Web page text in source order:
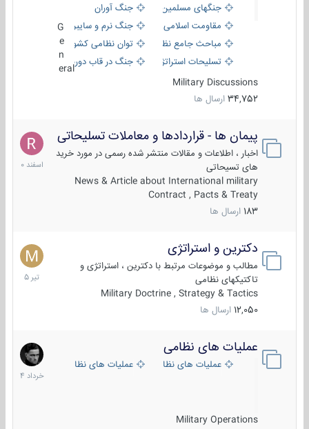
جنگهای مسلمین
جنگ آوران
مقاومت اسلامی
جنگ نرم و سایبری
مباحث جامع نظامی
توان نظامی کشورها
تسلیحات استراتژیک
جنگ در قاب دوربین
eral
Military Discussions
34,752 ارسال ها
پیمان ها - قراردادها و معاملات تسلیحاتی
اخبار ، اطلاعات و مقالات منتشر شده رسمی در مورد خرید
های تسیحاتی
News & Article about International military
Contract , Pacts & Treaty
183 ارسال ها
7
اسفند
1400
دکترین و استراتژی
مطالب و موضوعات مرتبط با دکترین ، استراتژی و
تاکتیکهای نظامی
Military Doctrine , Strategy & Tactics
12,050 ارسال ها
27
تیر
1405
عملیات های نظامی
عملیات های نظامی ایرانعملیات های نظامی خارجی
Military Operations
5
خرداد
1404